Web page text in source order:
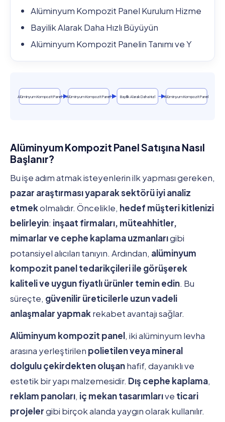
Alüminyum Kompozit Panel Kurulum Hizme
Bayilik Alarak Daha Hızlı Büyüyün
Alüminyum Kompozit Panelin Tanımı ve Y
Alüminyum Kompozit Panel Alüminyum Kompozit Panel Bayilik Alarak Daha Hızl Alüminyum Kompozit Panel
Alüminyum Kompozit Panel Satışına Nasıl
Başlanır?
Bu işe adım atmak isteyenlerin ilk yapması gereken,
pazar araştırması yaparak sektörü iyi analiz
etmekolmalıdır. Öncelikle, hedef müşteri kitlenizi
belirleyin: inşaat firmaları, müteahhitler,
mimarlar ve cephe kaplama uzmanlarıgibi
potansiyel alıcıları tanıyın. Ardından, alüminyum
kompozit panel tedarikçileri ile görüşerek
kaliteli ve uygun fiyatlı ürünler temin edin. Bu
süreçte, güvenilir üreticilerle uzun vadeli
anlaşmalar yapmakrekabet avantajı sağlar.
Alüminyum kompozit panel, iki alüminyum levha
arasına yerleştirilen polietilen veya mineral
dolgulu çekirdekten oluşanhafif, dayanıklı ve
estetik bir yapı malzemesidir. Dış cephe kaplama,
reklam panoları, iç mekan tasarımlarıve ticari
projelergibi birçok alanda yaygın olarak kullanılır.